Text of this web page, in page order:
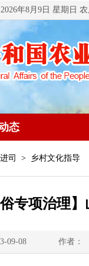
2026年8月9日 星期日
态
司 > 乡村文化指导
俗专项治理
09-08 作者：